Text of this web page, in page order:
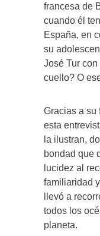
francesa de
cuando él
España, en
su
José Tur con
cuello? O
Gracias a su
esta
la ilustran,
bondad que
lucidez al
familiaridad
llevó a
todos los
planeta.